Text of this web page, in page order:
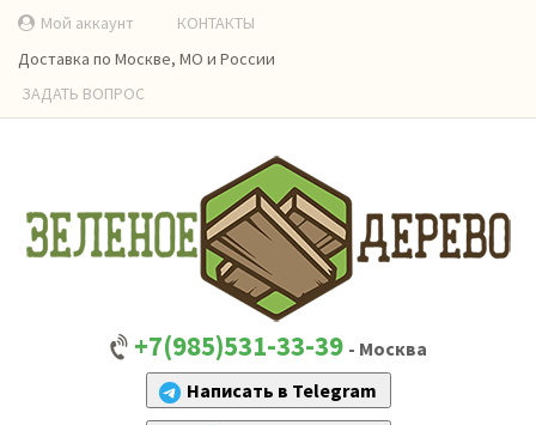
Мой аккаунт
КОНТАКТЫ
Доставка по Москве, МО и России
ЗАДАТЬ ВОПРОС
+7(985)531-33-39 - Москва
Написать в Telegram